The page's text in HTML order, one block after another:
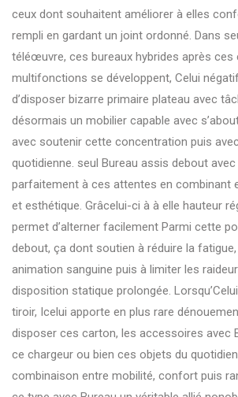
ceux dont souhaitent améliorer à elles
rempli en gardant un joint ordonné. Dans
téléœuvre, ces bureaux hybrides après ces
multifonctions se développent, Celui
d’disposer bizarre primaire plateau avec
désormais un mobilier capable avec
avec soutenir cette concentration puis
quotidienne. seul Bureau assis debout
parfaitement à ces attentes en combinant
et esthétique. Grâcelui-ci à à elle hauteur
permet d’alterner facilement Parmi cette
debout, ça dont soutien à réduire la
animation sanguine puis à limiter les
disposition statique prolongée.
tiroir, Icelui apporte en plus rare
disposer ces carton, les accessoires avec
ce chargeur ou bien ces objets du
combinaison entre mobilité, confort puis